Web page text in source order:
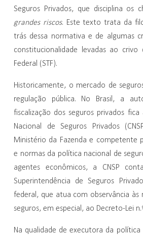
Seguros Privados, que disciplina os
grandes riscos. Este texto trata da
trás dessa normativa e de algumas
constitucionalidade levadas ao crivo
Federal (STF).
Historicamente, o mercado de
regulação pública. No Brasil, a
fiscalização dos seguros privados
Nacional de Seguros Privados
Ministério da Fazenda e competente
e normas da política nacional de
agentes econômicos, a CNSP
Superintendência de Seguros
federal, que atua com observância às
seguros, em especial, ao Decreto-Lei
Na qualidade de executora da política